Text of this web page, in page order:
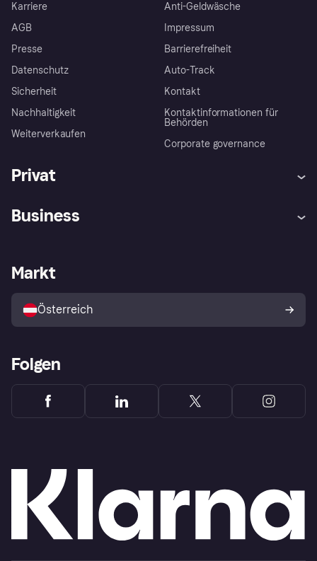
Karriere
AGB
Presse
Datenschutz
Sicherheit
Nachhaltigkeit
Weiterverkaufen
Anti-Geldwäsche
Impressum
Barrierefreiheit
Auto-Track
Kontakt
Kontaktinformationen für
Behörden
Corporate governance
Privat
Shops entdecken
Business
Händlerportal
Markt
Österreich
Folgen